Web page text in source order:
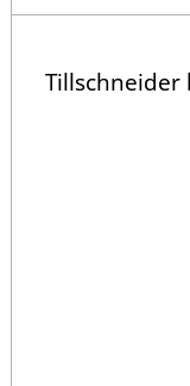
Tillschneider